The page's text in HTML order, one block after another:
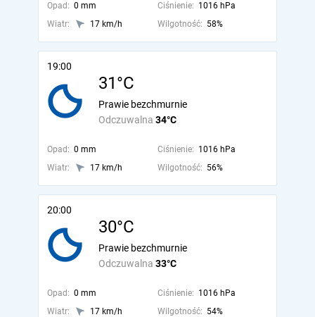
Opad: 0 mm Ciśnienie: 1016 hPa
Wiatr:
17 km/h Wilgotność: 58%
19:00
31°C
Odczuwalna 34°C
Prawie bezchmurnie
Opad: 0 mm Ciśnienie: 1016 hPa
Wiatr:
17 km/h Wilgotność: 56%
20:00
30°C
Odczuwalna 33°C
Prawie bezchmurnie
Opad: 0 mm Ciśnienie: 1016 hPa
Wiatr:
17 km/h Wilgotność: 54%